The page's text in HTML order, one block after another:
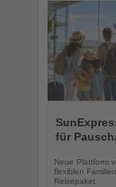
Sie
die
für
Neue Plattform
flexiblen
Reisepaket